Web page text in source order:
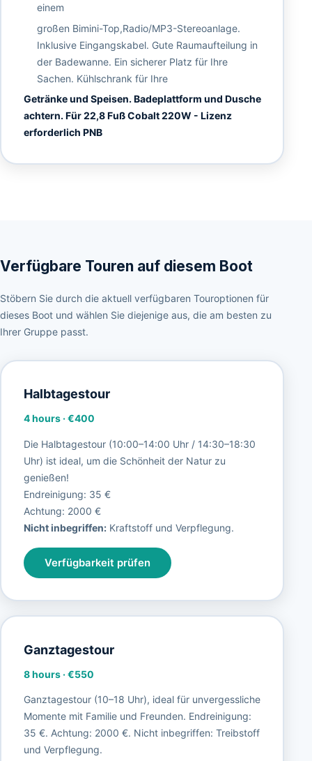
einem
großen Bimini-Top,Radio/MP3-Stereoanlage.
Inklusive Eingangskabel. Gute Raumaufteilung in
der Badewanne. Ein sicherer Platz für Ihre
Sachen. Kühlschrank für Ihre
Getränke und Speisen. Badeplattform und Dusche
achtern. Für 22,8 Fuß Cobalt 220W - Lizenz
erforderlich PNB
Verfügbare Touren auf diesem Boot
Stöbern Sie durch die aktuell verfügbaren Touroptionen für
dieses Boot und wählen Sie diejenige aus, die am besten zu
Ihrer Gruppe passt.
Halbtagestour
4 hours·€400
Die Halbtagestour (10:00–14:00 Uhr / 14:30–18:30
Uhr) ist ideal, um die Schönheit der Natur zu
genießen!
Endreinigung: 35 €
Achtung: 2000 €
Nicht inbegriffen:Kraftstoff und Verpflegung.
Verfügbarkeit prüfen
Ganztagestour
8 hours·€550
Ganztagestour (10–18 Uhr), ideal für unvergessliche
Momente mit Familie und Freunden. Endreinigung:
35 €. Achtung: 2000 €. Nicht inbegriffen: Treibstoff
und Verpflegung.